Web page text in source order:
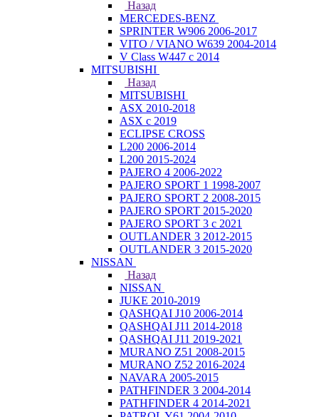
Назад
MERCEDES-BENZ
SPRINTER W906 2006-2017
VITO / VIANO W639 2004-2014
V Class W447 с 2014
MITSUBISHI
Назад
MITSUBISHI
ASX 2010-2018
ASX с 2019
ECLIPSE CROSS
L200 2006-2014
L200 2015-2024
PAJERO 4 2006-2022
PAJERO SPORT 1 1998-2007
PAJERO SPORT 2 2008-2015
PAJERO SPORT 2015-2020
PAJERO SPORT 3 с 2021
OUTLANDER 3 2012-2015
OUTLANDER 3 2015-2020
NISSAN
Назад
NISSAN
JUKE 2010-2019
QASHQAI J10 2006-2014
QASHQAI J11 2014-2018
QASHQAI J11 2019-2021
MURANO Z51 2008-2015
MURANO Z52 2016-2024
NAVARA 2005-2015
PATHFINDER 3 2004-2014
PATHFINDER 4 2014-2021